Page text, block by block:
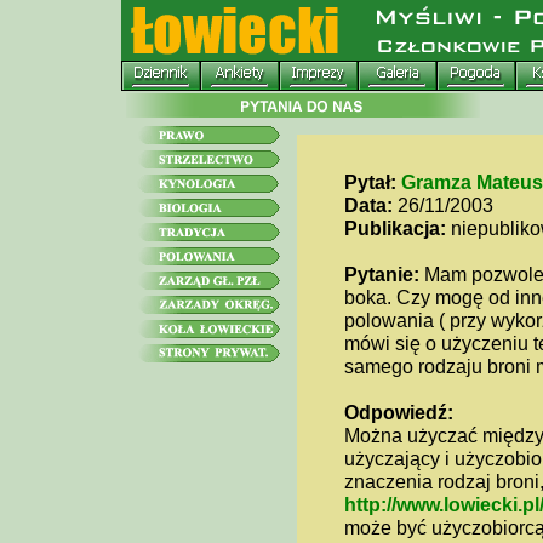
Pytał: Gramza
Data: 26/11/2003
Publikacja:
Pytanie: Mam
boka. Czy mogę od
polowania ( przy
mówi się o użyczeniu
samego rodzaju broni
Odpowiedź:
Można użyczać
użyczający i
znaczenia rodzaj
http://
może być